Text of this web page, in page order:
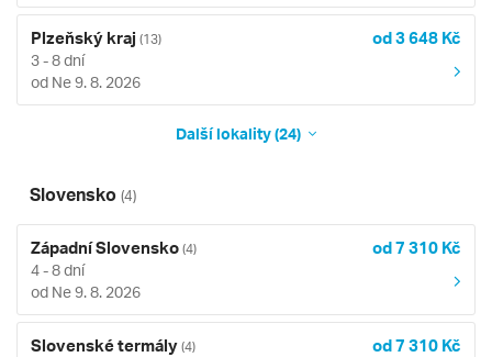
Plzeňský kraj (13) od 3 648 Kč
3 - 8 dní
od Ne 9. 8. 2026
Další lokality (24)
Slovensko (4)
Západní Slovensko (4) od 7 310 Kč
4 - 8 dní
od Ne 9. 8. 2026
Slovenské termály (4) od 7 310 Kč